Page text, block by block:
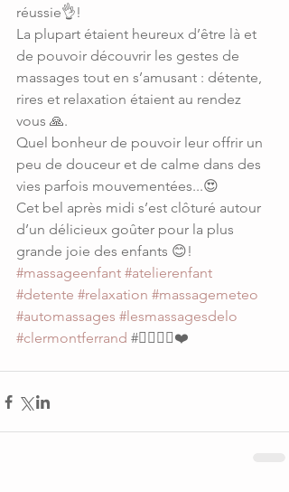
réussie👌!
La plupart étaient heureux d’être là et
de pouvoir découvrir les gestes de
massages tout en s’amusant : détente,
rires et relaxation étaient au rendez
vous 🙏.
Quel bonheur de pouvoir leur offrir un
peu de douceur et de calme dans des
vies parfois mouvementées...😍
Cet bel après midi s’est clôturé autour
d’un délicieux goûter pour la plus
grande joie des enfants 😊!
#massageenfant #atelierenfant
#detente #relaxation #massagemeteo
#automassages #lesmassagesdelo
#clermontferrand #💆‍♀️💆‍♂️❤️